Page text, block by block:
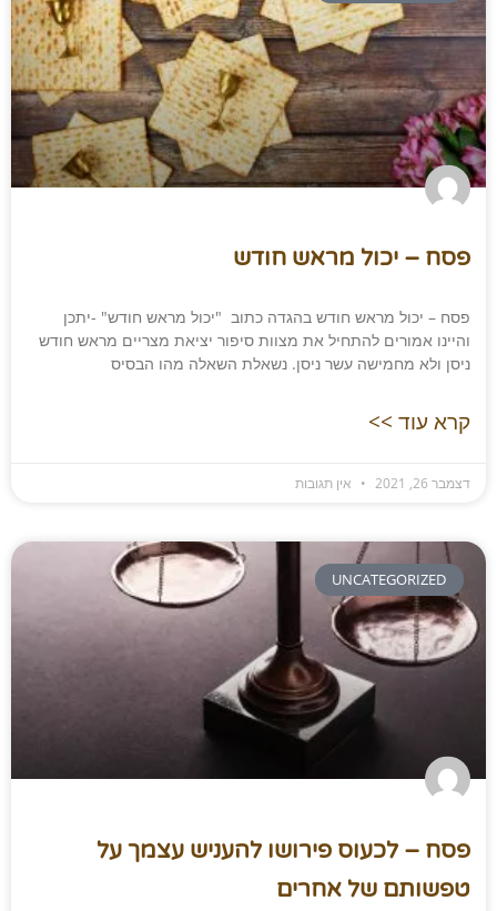
פסח – יכול מראש חודש
פסח – יכול מראש חודש בהגדה כתוב "יכול מראש חודש" -יתכן
והיינו אמורים להתחיל את מצוות סיפור יציאת מצריים מראש חודש
ניסן ולא מחמישה עשר ניסן. נשאלת השאלה מהו הבסיס
קרא עוד >>
דצמבר 26, 2021 אין תגובות
UNCATEGORIZED
פסח – לכעוס פירושו להעניש עצמך על
טפשותם של אחרים